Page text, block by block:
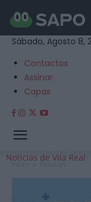
Sábado, Agosto 8,
Contactos
Assinar
Capas
Notícias de Vila Real
Início Notícias